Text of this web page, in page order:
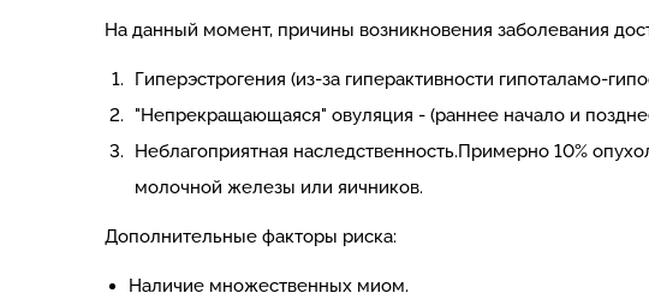
На данный момент, причины возникновения заболевания
Гиперэстрогения (из-за гиперактивности гипоталамо-
"Непрекращающаяся" овуляция - (раннее начало и
Неблагоприятная наследственность.Примерно 10%
молочной железы или яичников.
Дополнительные факторы риска:
Наличие множественных миом.